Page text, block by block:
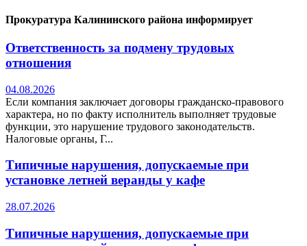
Прокуратура Калининского района информирует
Ответственность за подмену трудовых
отношения
04.08.2026
Если компания заключает договоры гражданско-правового
характера, но по факту исполнитель выполняет трудовые
функции, это нарушение трудового законодательств.
Налоговые органы, Г...
Типичные нарушения, допускаемые при
установке летней веранды у кафе
28.07.2026
Типичные нарушения, допускаемые при